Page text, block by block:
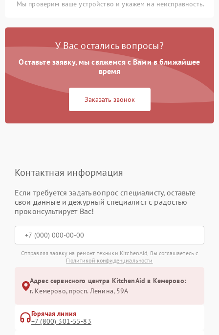
Мы проверим ваше устройство и укажем на неисправность.
У Вас остались вопросы?
Оставьте заявку, мы свяжемся с Вами в ближайшее
время
Заказать звонок
Контактная информация
Если требуется задать вопрос специалисту, оставьте
свои данные и дежурный специалист с радостью
проконсультирует Вас!
Отправляя заявку на ремонт техники KitchenAid, Вы соглашаетесь с
Политикой конфиденциальности
Адрес сервисного центра KitchenAid в Кемерово:
г. Кемерово, просп. Ленина, 59А
Горячая линия
+7 (800) 301-55-83